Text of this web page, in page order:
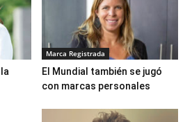
Marca Registrada
El Mundial también se jugó
con marcas personales